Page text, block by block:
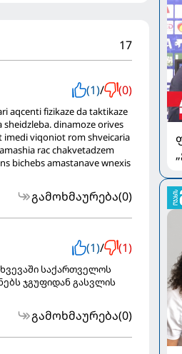
17
(1)/ (0)
aqcenti fizikaze da taktikaze
dinamoze orives
imedi viqoniot rom shveicaria
rac chakvetadzem
bichebs amastanave wnexis
გამოხმაურება(0)
(1)/ (1)
საქართველოს
ჯგუფიდან გასვლის
გამოხმაურება(0)